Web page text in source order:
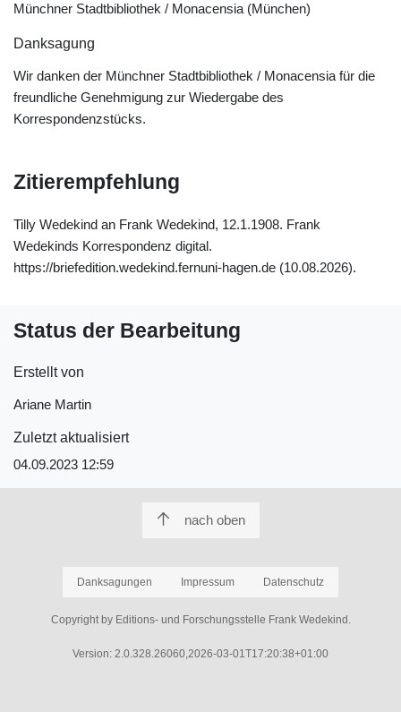
Münchner Stadtbibliothek / Monacensia (München)
Danksagung
Wir danken der Münchner Stadtbibliothek / Monacensia für die
freundliche Genehmigung zur Wiedergabe des
Korrespondenzstücks.
Zitierempfehlung
Tilly Wedekind an Frank Wedekind, 12.1.1908. Frank
Wedekinds Korrespondenz digital.
https://briefedition.wedekind.fernuni-hagen.de (10.08.2026).
Status der Bearbeitung
Erstellt von
Ariane Martin
Zuletzt aktualisiert
04.09.2023 12:59
nach oben
Danksagungen Impressum Datenschutz
Copyright by Editions- und Forschungsstelle Frank Wedekind.
Version: 2.0.328.26060,2026-03-01T17:20:38+01:00